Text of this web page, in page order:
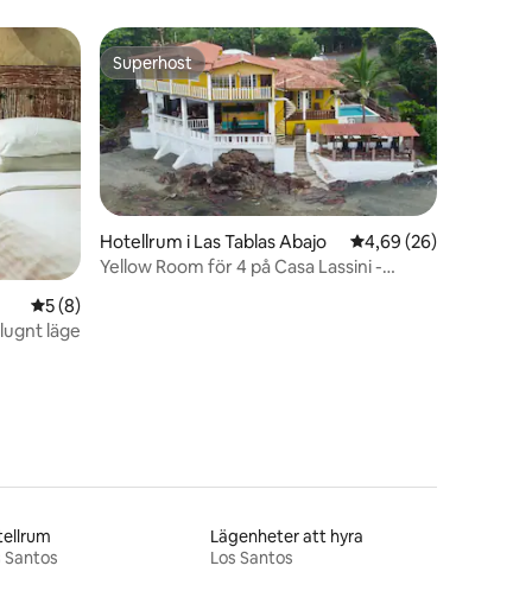
5 av 5 i genomsnittligt betyg, 8 omdömen
5 (8)
läge
Superhost
Superhost
Hotellrum i Las Tablas Abajo 4,69 av 5 i
4,69 (26)
Yellow Room för 4 på Casa Lassini -
Santos
Lägenheter att hyra
Los Santos